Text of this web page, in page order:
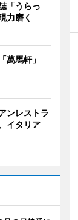
「うらっ
力磨く
萬馬軒」
ンレストラ
イタリア